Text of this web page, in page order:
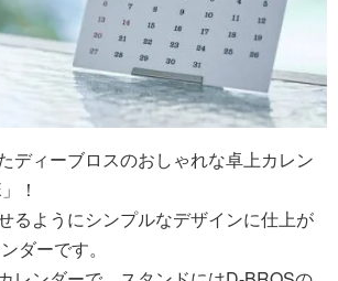
ディーブロスのおしゃれな卓上カレン
！
るようにシンプルなデザインに仕上が
ダーです。